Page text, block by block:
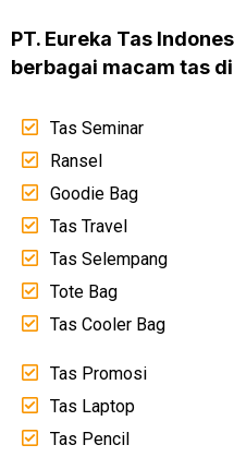
PT. Eureka Tas
berbagai macam tas
Tas Seminar
Ransel
Goodie Bag
Tas Travel
Tas Selempang
Tote Bag
Tas Cooler Bag
Tas Promosi
Tas Laptop
Tas Pencil